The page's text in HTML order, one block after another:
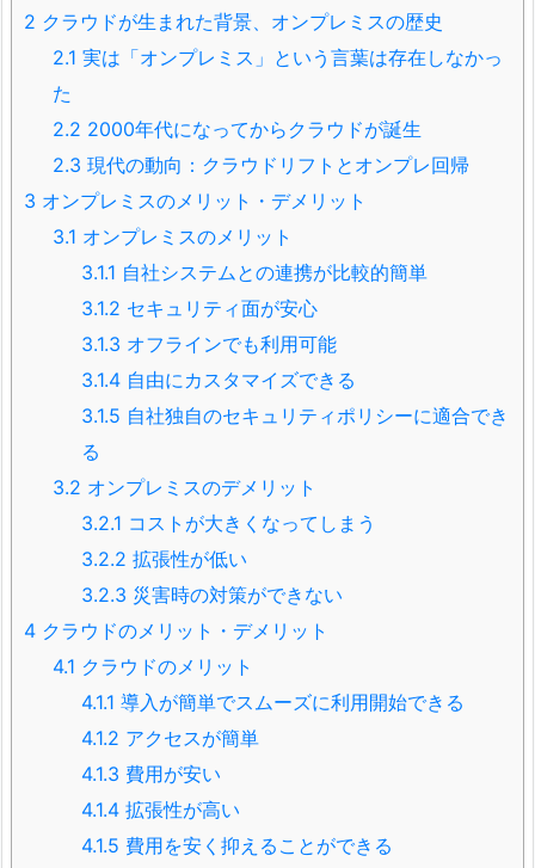
2 クラウドが生まれた背景、オンプレミスの歴史
2.1 実は「オンプレミス」という言葉は存在しなかっ
た
2.2 2000年代になってからクラウドが誕生
2.3 現代の動向：クラウドリフトとオンプレ回帰
3 オンプレミスのメリット・デメリット
3.1 オンプレミスのメリット
3.1.1 自社システムとの連携が比較的簡単
3.1.2 セキュリティ面が安心
3.1.3 オフラインでも利用可能
3.1.4 自由にカスタマイズできる
3.1.5 自社独自のセキュリティポリシーに適合でき
る
3.2 オンプレミスのデメリット
3.2.1 コストが大きくなってしまう
3.2.2 拡張性が低い
3.2.3 災害時の対策ができない
4 クラウドのメリット・デメリット
4.1 クラウドのメリット
4.1.1 導入が簡単でスムーズに利用開始できる
4.1.2 アクセスが簡単
4.1.3 費用が安い
4.1.4 拡張性が高い
4.1.5 費用を安く抑えることができる